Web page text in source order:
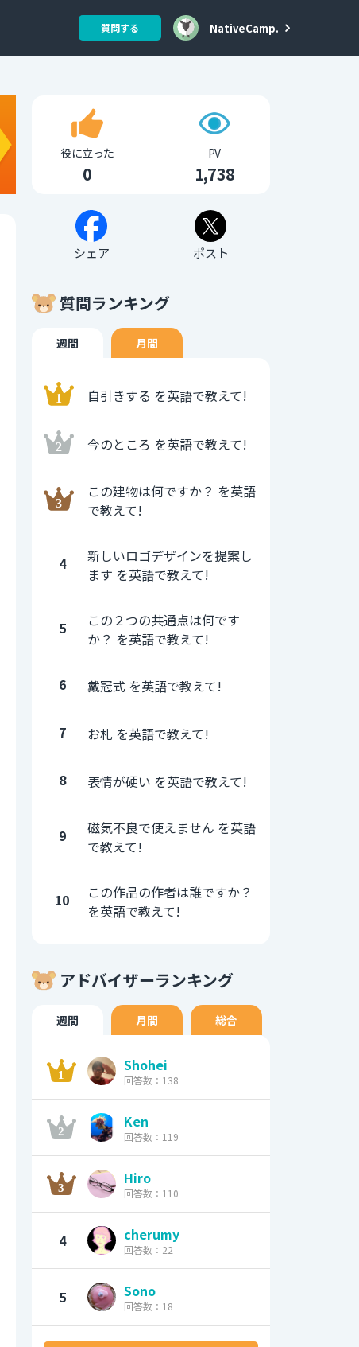
質問する NativeCamp.
役に立った
0
PV
1,738
シェア ポスト
質問ランキング
週間 月間
自引きする を英語で教えて!
今のところ を英語で教えて!
この建物は何ですか？ を英語
で教えて!
4
新しいロゴデザインを提案し
ます を英語で教えて!
5
この２つの共通点は何です
か？ を英語で教えて!
6 戴冠式 を英語で教えて!
7 お札 を英語で教えて!
8 表情が硬い を英語で教えて!
9
磁気不良で使えません を英語
で教えて!
10
この作品の作者は誰ですか？
を英語で教えて!
アドバイザーランキング
週間 月間 総合
Shohei
回答数：138
Ken
回答数：119
Hiro
回答数：110
4 cherumy
回答数：22
5 Sono
回答数：18